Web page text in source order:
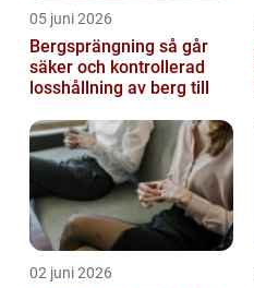
05 juni 2026
Bergsprängning så går
säker och kontrollerad
losshållning av berg till
02 juni 2026